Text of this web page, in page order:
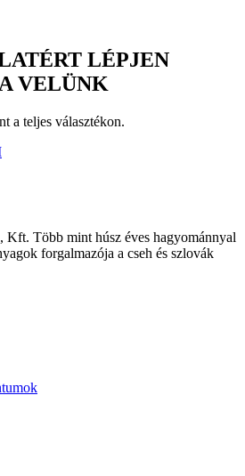
LÉPJEN
VELÜNK
a teljes választékon.
Több mint húsz éves hagyománnyal
forgalmazója a cseh és szlovák